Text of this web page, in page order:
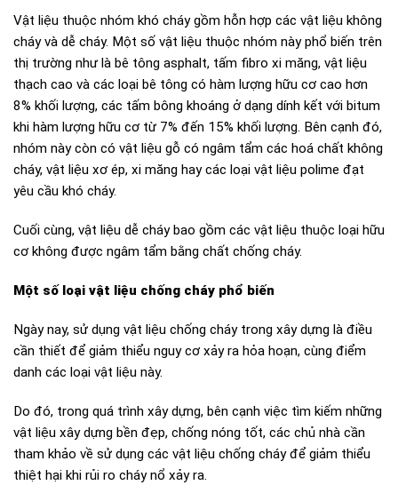
Vật liệu thuộc nhóm khó cháy gồm hỗn hợp các vật liệu không
cháy và dễ cháy. Một số vật liệu thuộc nhóm này phổ biến trên
thị trường như là bê tông asphalt, tấm fibro xi măng, vật liệu
thạch cao và các loại bê tông có hàm lượng hữu cơ cao hơn
8% khối lượng, các tấm bông khoáng ở dạng dính kết với bitum
khi hàm lượng hữu cơ từ 7% đến 15% khối lượng. Bên cạnh đó,
nhóm này còn có vật liệu gỗ có ngâm tẩm các hoá chất không
cháy, vật liệu xơ ép, xi măng hay các loại vật liệu polime đạt
yêu cầu khó cháy.
Cuối cùng, vật liệu dễ cháy bao gồm các vật liệu thuộc loại hữu
cơ không được ngâm tẩm bằng chất chống cháy.
Một số loại vật liệu chống cháy phổ biến
Ngày nay, sử dụng vật liệu chống cháy trong xây dựng là điều
cần thiết để giảm thiểu nguy cơ xảy ra hỏa hoạn, cùng điểm
danh các loại vật liệu này.
Do đó, trong quá trình xây dựng, bên cạnh việc tìm kiếm những
vật liệu xây dựng bền đẹp, chống nóng tốt, các chủ nhà cần
tham khảo về sử dụng các vật liệu chống cháy để giảm thiểu
thiệt hại khi rủi ro cháy nổ xảy ra.